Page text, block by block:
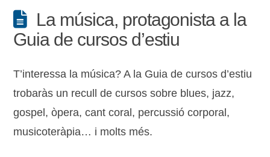
La música, protagonista a la
Guia de cursos d’estiu
T’interessa la música? A la Guia de cursos d’estiu
trobaràs un recull de cursos sobre blues, jazz,
gospel, òpera, cant coral, percussió corporal,
musicoteràpia… i molts més.